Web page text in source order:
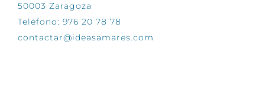
50003 Zaragoza
Teléfono: 976 20 78 78
contactar@ideasamares.com